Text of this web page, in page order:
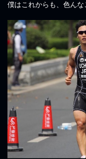
僕はこれからも、色んな